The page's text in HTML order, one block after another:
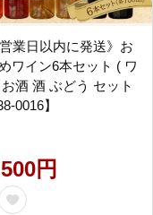
営業日以内に発送》お
ワイン6本セット ( ワ
酒 酒 ぶどう セット
0016】
円